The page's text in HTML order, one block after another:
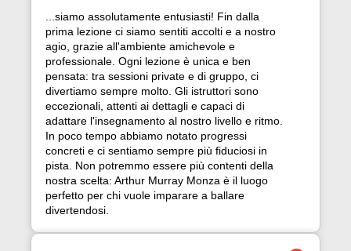
...siamo assolutamente entusiasti! Fin dalla
prima lezione ci siamo sentiti accolti e a nostro
agio, grazie all'ambiente amichevole e
professionale. Ogni lezione è unica e ben
pensata: tra sessioni private e di gruppo, ci
divertiamo sempre molto. Gli istruttori sono
eccezionali, attenti ai dettagli e capaci di
adattare l'insegnamento al nostro livello e ritmo.
In poco tempo abbiamo notato progressi
concreti e ci sentiamo sempre più fiduciosi in
pista. Non potremmo essere più contenti della
nostra scelta: Arthur Murray Monza è il luogo
perfetto per chi vuole imparare a ballare
divertendosi.